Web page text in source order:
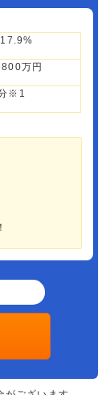
万円
※1
！